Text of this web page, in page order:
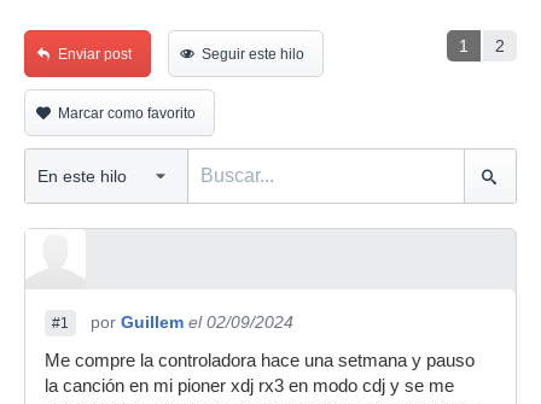
1 2
Enviar post Seguir este hilo
Marcar como favorito
#1 por Guillem el 02/09/2024
Me compre la controladora hace una setmana y pauso
la canción en mi pioner xdj rx3 en modo cdj y se me